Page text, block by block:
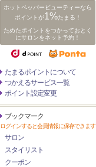
ホットペッパービューティーなら
ポイントが1%たまる！
ためたポイントをつかっておとく
にサロンをネット予約！
たまるポイントについて
つかえるサービス一覧
ポイント設定変更
ブックマーク
ログインすると会員情報に保存できます
サロン
スタイリスト
クーポン